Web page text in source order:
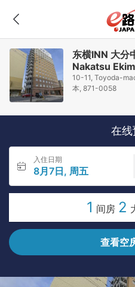
东横INN 大
Nakatsu
10-11, Toyoda-
本, 871-0058
在
入住日期
8月7日, 周五
1 间房 2
查看空